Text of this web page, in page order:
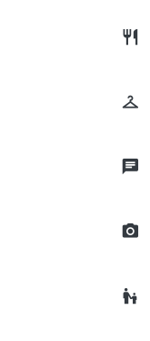
restaurant
checkroom
chat
camera_alt
escalator_warning